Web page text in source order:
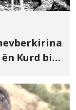
Kurd bi
ye